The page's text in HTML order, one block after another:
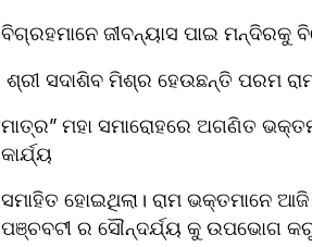
ବିଗ୍ରହମାନେ ଜୀବନ୍ୟାସ ପାଇ ମନ୍ଦିରକୁ
ଶ୍ରୀ ସଦାଶିବ ମିଶ୍ର ହେଉଛନ୍ତି ପରମ
ମାତ୍ର” ମହା ସମାରୋହରେ ଅଗଣିତ
କାର୍ଯ୍ୟ
ସମାହିତ ହୋଇଥିଲା। ରାମ ଭକ୍ତମାନେ
ପଞ୍ଚବଟୀ ର ସୌନ୍ଦର୍ଯ୍ୟ କୁ ଉପଭୋଗ